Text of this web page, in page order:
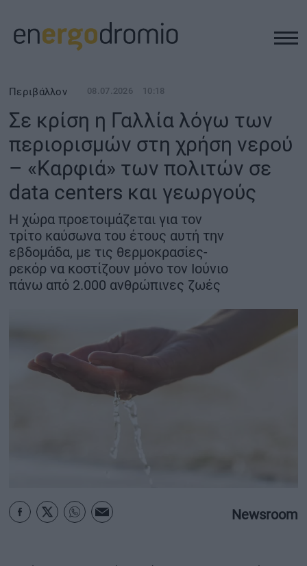
ΥΠΟΔΟΜΕΣ
REAL ESTATE
ΠΕΡΙΒΑΛΛΟΝ
ΕΝΕΡΓΕΙΑ
ΜΕΤΑΦΟΡΕΣ - ΗΛΕΚΤΡΟΚΙΝΗΣΗ
ΨΗΦΙΑΚΟΣ ΚΟΣΜΟΣ
ΟΙΚΟΝΟΜΙΑ - ΕΠΙΧΕΙΡΗΣΕΙΣ
MY PROPERTY
ΚΑΡΑΜΠΟΛΕΣ
Περιβάλλον 08.07.2026 10:18
Σε κρίση η Γαλλία λόγω των
περιορισμών στη χρήση νερού
– «Καρφιά» των πολιτών σε
data centers και γεωργούς
H χώρα προετοιμάζεται για τον
τρίτο καύσωνα του έτους αυτή την
εβδομάδα, με τις θερμοκρασίες-
ρεκόρ να κοστίζουν μόνο τον Ιούνιο
πάνω από 2.000 ανθρώπινες ζωές
Newsroom